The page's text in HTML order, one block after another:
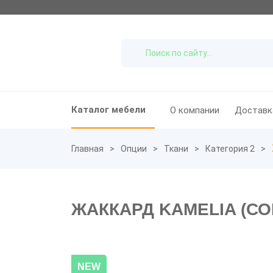
Каталог мебели О компании
Главная Опции Ткани Категория 2
ЖАККАРД KAMELIA
NEW